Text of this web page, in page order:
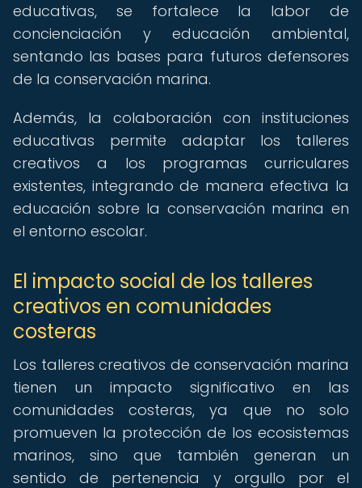
educativas, se fortalece la labor de
concienciación y educación ambiental,
sentando las bases para futuros defensores
de la conservación marina.
Además, la colaboración con instituciones
educativas permite adaptar los talleres
creativos a los programas curriculares
existentes, integrando de manera efectiva la
educación sobre la conservación marina en
el entorno escolar.
El impacto social de los talleres
creativos en comunidades
costeras
Los talleres creativos de conservación marina
tienen un impacto significativo en las
comunidades costeras, ya que no solo
promueven la protección de los ecosistemas
marinos, sino que también generan un
sentido de pertenencia y orgullo por el